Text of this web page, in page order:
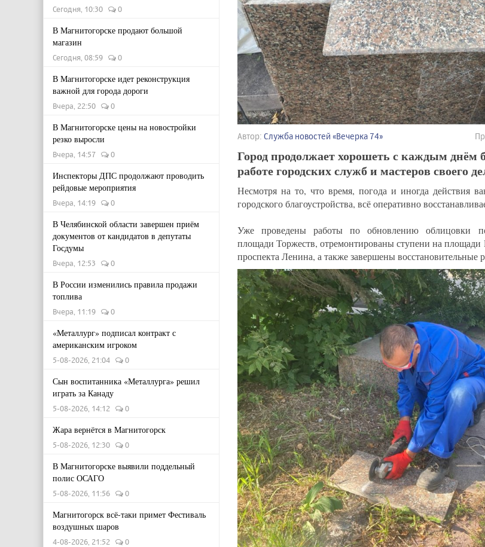
Сегодня, 10:30 0
В Магнитогорске продают большой
магазин
Сегодня, 08:59 0
В Магнитогорске идет реконструкция
важной для города дороги
Вчера, 22:50 0
В Магнитогорске цены на новостройки
резко выросли
Вчера, 14:57 0
Инспекторы ДПС продолжают проводить
рейдовые мероприятия
Вчера, 14:19 0
В Челябинской области завершен приём
документов от кандидатов в депутаты
Госдумы
Вчера, 12:53 0
В России изменились правила продажи
топлива
Вчера, 11:19 0
«Металлург» подписал контракт с
американским игроком
5-08-2026, 21:04 0
Сын воспитанника «Металлурга» решил
играть за Канаду
5-08-2026, 14:12 0
Жара вернётся в Магнитогорск
5-08-2026, 12:30 0
В Магнитогорске выявили поддельный
полис ОСАГО
5-08-2026, 11:56 0
Магнитогорск всё-таки примет Фестиваль
воздушных шаров
4-08-2026, 21:52 0
Автор: Служба новостей «Вечерка 74»
Город продолжает хорошеть с каждым днём
работе городских служб и мастеров своего
Несмотря на то, что время, погода и иногда действия
городского благоустройства, всё оперативно
Уже проведены работы по обновлению облицовки
площади Торжеств, отремонтированы ступени на
проспекта Ленина, а также завершены восстановительные